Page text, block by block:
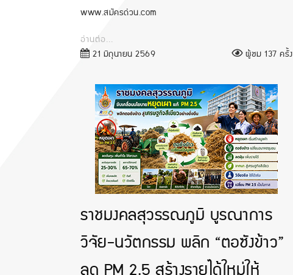
www.สมัครด่วน.com
อ่านต่อ...
21 มิถุนายน 2569
ผู้ชม 137 ครั้ง
ราชมงคลสุวรรณภูมิ บูรณาการ
วิจัย-นวัตกรรม พลิก “ตอซังข้าว”